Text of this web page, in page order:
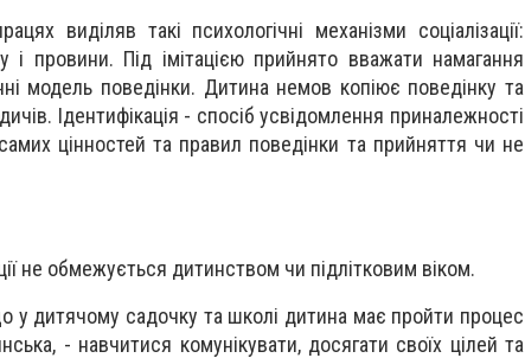
виділяв такі психологічні механізми соціалізації:
і провини. Під імітацією прийнято вважати намагання
модель поведінки. Дитина немов копіює поведінку та
Ідентифікація - спосіб усвідомлення приналежності
самих цінностей та правил поведінки та прийняття чи не
не обмежується дитинством чи підлітковим віком.
у дитячому садочку та школі дитина має пройти процес
- навчитися комунікувати, досягати своїх цілей та